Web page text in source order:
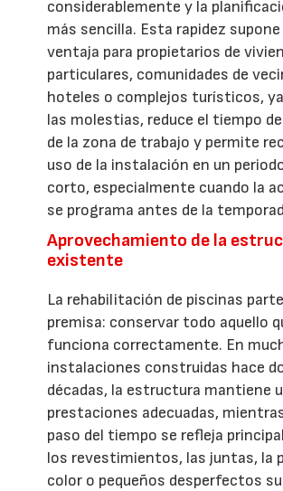
considerablemente y la
más sencilla. Esta rapidez supone
ventaja para propietarios de
particulares, comunidades de
hoteles o complejos turísticos,
las molestias, reduce el tiempo
de la zona de trabajo y permite
uso de la instalación en un
corto, especialmente cuando la
se programa antes de la
Aprovechamiento de la
existente
La rehabilitación de piscinas
premisa: conservar todo aquello
funciona correctamente. En
instalaciones construidas hace
décadas, la estructura mantiene
prestaciones adecuadas,
paso del tiempo se refleja
los revestimientos, las juntas, la
color o pequeños desperfectos